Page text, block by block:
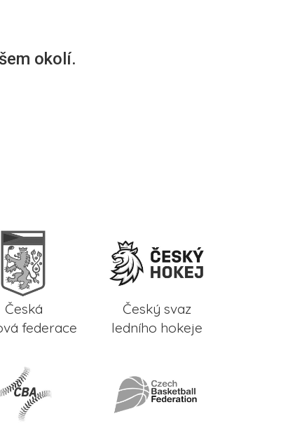
okolí.
Česká
federace
Český svaz
ledního hokeje